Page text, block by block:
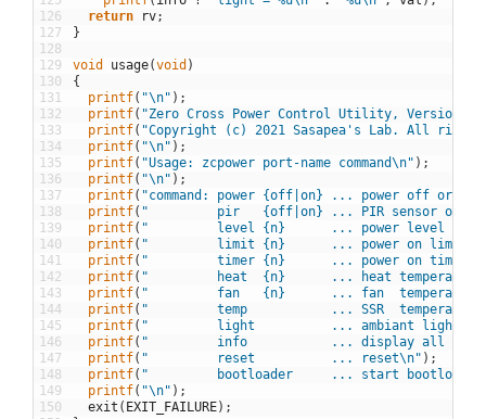
126
127
128
129
130
131
132
133
134
135
136
137
138
139
140
141
142
143
144
145
146
147
148
149
150
return
rv;
}
void usage(void )
{
printf( "\n" ) ;
printf( "Zero Cross Power Control Utility, Version
printf( "Copyright (c) 2021 Sasapea's Lab. All right
printf( "\n" ) ;
printf( "Usage: zcpower port-name command\n" ) ;
printf( "\n" ) ;
printf( "command: power {off|on} ... power off or
printf( "         pir   {off|on} ... PIR sensor off
printf( "         level {n}      ... power level n
printf( "         limit {n}      ... power on limit
printf( "         timer {n}      ... power on timer
printf( "         heat  {n}      ... heat
printf( "         fan   {n}      ... fan
printf( "         temp           ... SSR
printf( "         light          ... ambiant light
printf( "         info           ... display all
printf( "         reset          ... reset\n" ) ;
printf( "         bootloader     ... start bootloader
printf( "\n" ) ;
exit ( EXIT_FAILURE) ;